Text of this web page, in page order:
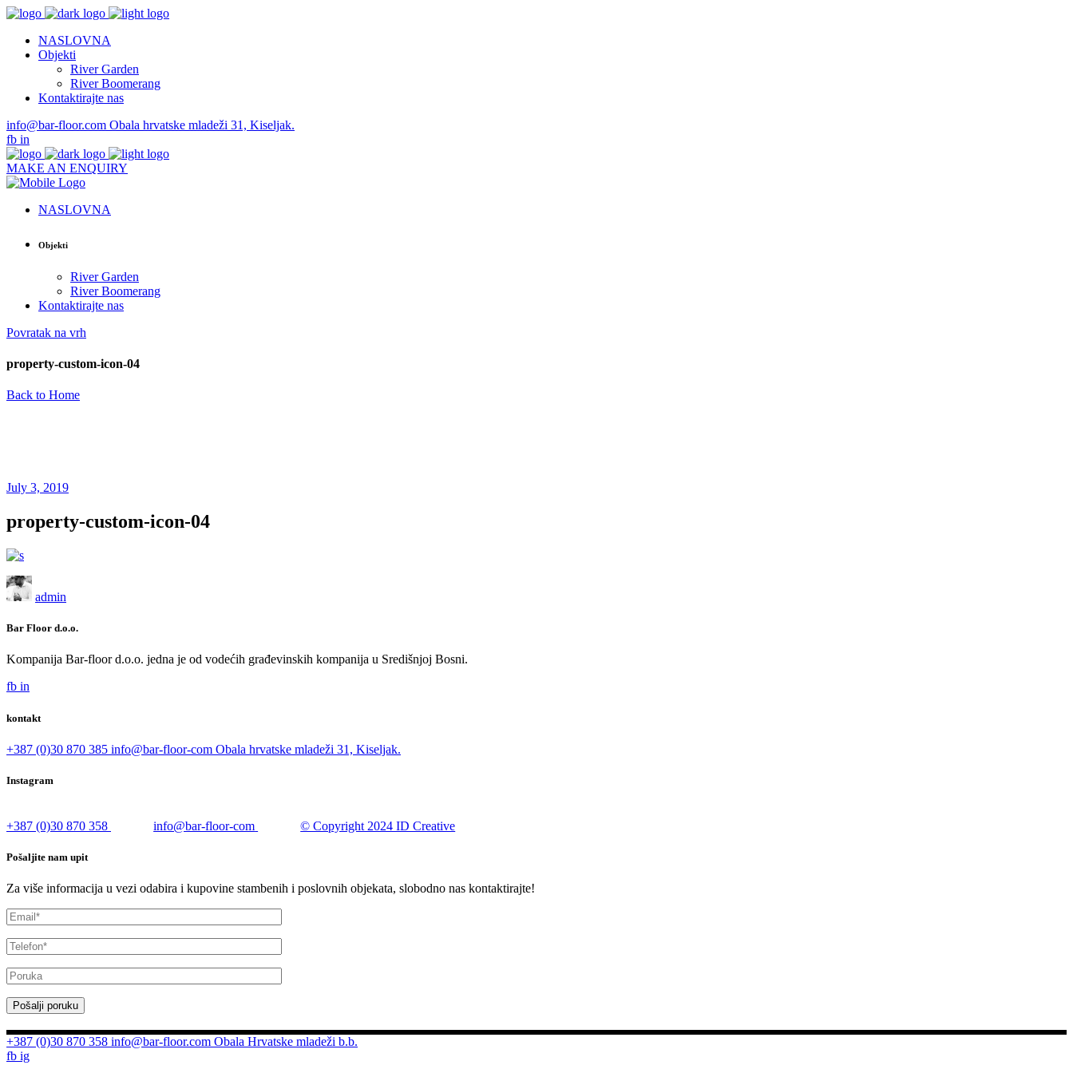
NASLOVNA
Objekti
River Garden
River Boomerang
Kontaktirajte nas
info@bar-floor.com Obala hrvatske mladeži 31, Kiseljak.
fb in
MAKE AN ENQUIRY
NASLOVNA
Objekti
River Garden
River Boomerang
Kontaktirajte nas
Povratak na vrh
property-custom-icon-04
Back to Home
July 3, 2019
property-custom-icon-04
admin
Bar Floor d.o.o.
Kompanija Bar-floor d.o.o. jedna je od vodećih građevinskih kompanija u Središnjoj Bosni.
fb in
kontakt
+387 (0)30 870 385 info@bar-floor-com Obala hrvatske mladeži 31, Kiseljak.
Instagram
+387 (0)30 870 358 info@bar-floor-com © Copyright 2024 ID Creative
Pošaljite nam upit
Za više informacija u vezi odabira i kupovine stambenih i poslovnih objekata, slobodno nas kontaktirajte!
Pošalji poruku
+387 (0)30 870 358 info@bar-floor.com Obala Hrvatske mladeži b.b.
fb ig